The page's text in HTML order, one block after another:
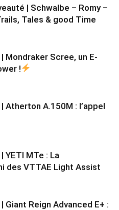
| Schwalbe – Romy –
Tales & good Time
Mondraker Scree, un E-
!
Atherton A.150M : l’appel
YETI MTe : La
des VTTAE Light Assist
Giant Reign Advanced E+ :